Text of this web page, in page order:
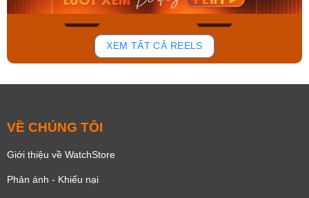
168
XEM TẤT CẢ REELS
VỀ CHÚNG TÔI
Giới thiệu về WatchStore
Phản ánh - Khiếu nại